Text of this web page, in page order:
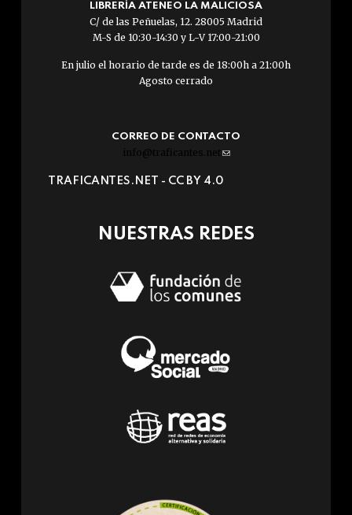
LIBRERÍA ATENEO LA MALICIOSA
C/ de las Peñuelas, 12. 28005 Madrid
M-S de 10:30-14:30 y L-V 17:00-21:00
En julio el horario de tarde es de 18:00h a 21:00h
Agosto cerrado
CORREO DE CONTACTO
info@traficantes.net (link
e-
TRAFICANTES.NET - CC BY 4.0
NUESTRAS REDES